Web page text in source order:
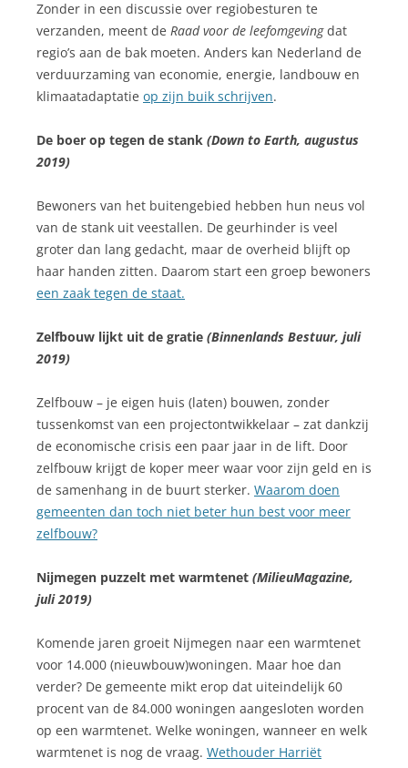
Zonder in een discussie over regiobesturen te
verzanden, meent de Raad voor de leefomgevingdat
regio’s aan de bak moeten. Anders kan Nederland de
verduurzaming van economie, energie, landbouw en
klimaatadaptatie op zijn buik schrijven.
De boer op tegen de stank (Down to Earth, augustus
2019)
Bewoners van het buitengebied hebben hun neus vol
van de stank uit veestallen. De geurhinder is veel
groter dan lang gedacht, maar de overheid blijft op
haar handen zitten. Daarom start een groep bewoners
een zaak tegen de staat.
Zelfbouw lijkt uit de gratie (Binnenlands Bestuur, juli
2019)
Zelfbouw – je eigen huis (laten) bouwen, zonder
tussenkomst van een projectontwikkelaar – zat dankzij
de economische crisis een paar jaar in de lift. Door
zelfbouw krijgt de koper meer waar voor zijn geld en is
de samenhang in de buurt sterker. Waarom doen
gemeenten dan toch niet beter hun best voor meer
zelfbouw?
Nijmegen puzzelt met warmtenet (MilieuMagazine,
juli 2019)
Komende jaren groeit Nijmegen naar een warmtenet
voor 14.000 (nieuwbouw)woningen. Maar hoe dan
verder? De gemeente mikt erop dat uiteindelijk 60
procent van de 84.000 woningen aangesloten worden
op een warmtenet. Welke woningen, wanneer en welk
warmtenet is nog de vraag. Wethouder Harriët